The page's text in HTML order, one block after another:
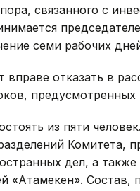
связанного с
семи рабочих
вправе отказать в
из пяти
Комитета,
дел, а
«Атамекен». Состав,